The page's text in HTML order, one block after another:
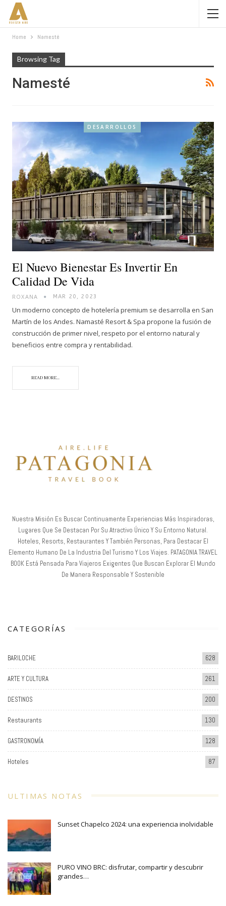
Home Namesté
Browsing Tag
Namesté
DESARROLLOS
El Nuevo Bienestar Es Invertir En
Calidad De Vida
ROXANA MAR 20, 2023
Un moderno concepto de hotelería premium se desarrolla en San
Martín de los Andes. Namasté Resort & Spa propone la fusión de
construcción de primer nivel, respeto por el entorno natural y
beneficios entre compra y rentabilidad.
READ MORE...
Nuestra Misión Es Buscar Continuamente Experiencias Más Inspiradoras,
Lugares Que Se Destacan Por Su Atractivo Único Y Su Entorno Natural.
Hoteles, Resorts, Restaurantes Y También Personas, Para Destacar El
Elemento Humano De La Industria Del Turismo Y Los Viajes. PATAGONIA TRAVEL
BOOK Está Pensada Para Viajeros Exigentes Que Buscan Explorar El Mundo
De Manera Responsable Y Sostenible
CATEGORÍAS
BARILOCHE 628
ARTE Y CULTURA 261
DESTINOS 200
Restaurants 130
GASTRONOMÍA 128
Hoteles 87
ULTIMAS NOTAS
Sunset Chapelco 2024: una experiencia inolvidable
PURO VINO BRC: disfrutar, compartir y descubrir
grandes…